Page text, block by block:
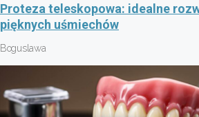
Proteza teleskopowa: idealne
pięknych uśmiechów
Boguslawa